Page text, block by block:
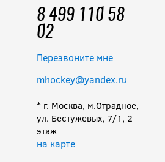
8 499 110 58
02
Перезвоните мне
mhockey@yandex.ru
* г. Москва, м.Отрадное,
ул. Бестужевых, 7/1, 2
этаж
на карте